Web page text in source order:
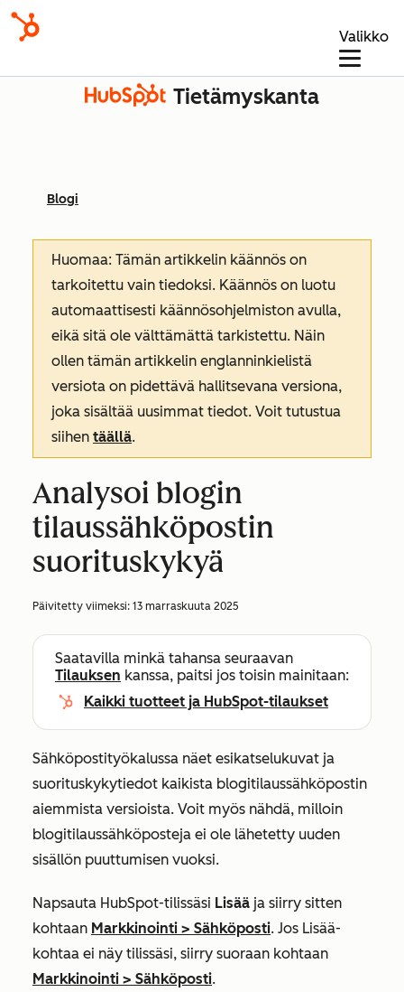
Valikko
Tietämyskanta
Blogi
Huomaa: Tämän artikkelin käännös on
tarkoitettu vain tiedoksi. Käännös on luotu
automaattisesti käännösohjelmiston avulla,
eikä sitä ole välttämättä tarkistettu. Näin
ollen tämän artikkelin englanninkielistä
versiota on pidettävä hallitsevana versiona,
joka sisältää uusimmat tiedot. Voit tutustua
siihen täällä.
Analysoi blogin
tilaussähköpostin
suorituskykyä
Päivitetty viimeksi: 13 marraskuuta 2025
Saatavilla minkä tahansa seuraavan
Tilauksen kanssa, paitsi jos toisin mainitaan:
Kaikki tuotteet ja HubSpot-tilaukset
Sähköpostityökalussa näet esikatselukuvat ja
suorituskykytiedot kaikista blogitilaussähköpostin
aiemmista versioista. Voit myös nähdä, milloin
blogitilaussähköposteja ei ole lähetetty uuden
sisällön puuttumisen vuoksi.
Napsauta HubSpot-tilissäsi Lisää ja siirry sitten
kohtaan Markkinointi > Sähköposti. Jos Lisää-
kohtaa ei näy tilissäsi, siirry suoraan kohtaan
Markkinointi > Sähköposti.